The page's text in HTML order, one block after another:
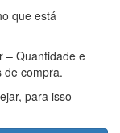
que está
– Quantidade e
de compra.
para isso